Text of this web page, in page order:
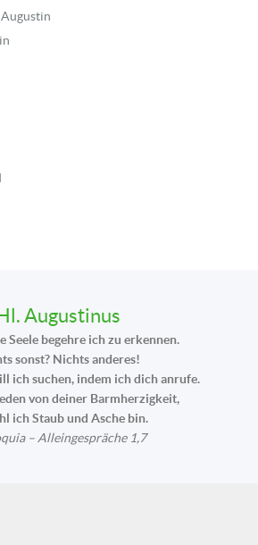
Augustinus
Seele begehre ich zu erkennen.
sonst? Nichts anderes!
ich suchen, indem ich dich anrufe.
von deiner Barmherzigkeit,
ich Staub und Asche bin.
– Alleingespräche 1,7